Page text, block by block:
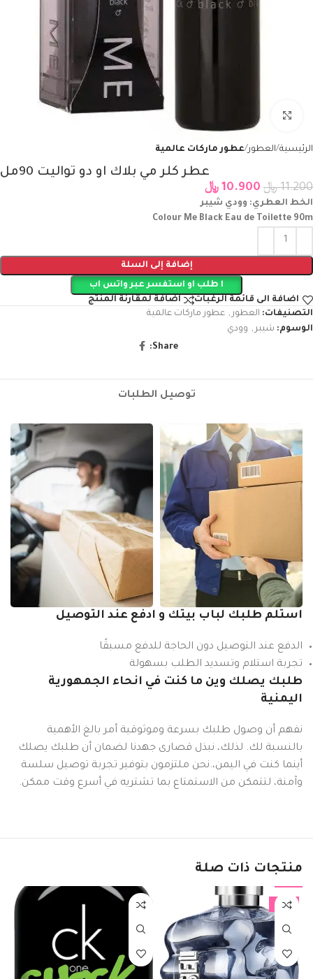
الرئيسية العطور عطور ماركات عالمية
عطر كلر مي بلاك او دو تواليت 90مل
11.200 ﷼ 10.900 ﷼
الخط العطري: وودي شيبر
Colour Me Black Eau de Toilette 90m
إضافة إلى السلة
ا طلب او استفسر عبر واتس اب
اضافة الى قائمة الرغبات
اضافة لمقارنة المنتج
التصنيفات: العطور , عطور ماركات عالمية
الوسوم: شيبر , وودي
Share:
توصيل الطلبات
استلم طلبك لباب بيتك و ادفع عند التوصيل
الدفع عند التوصيل دون الحاجة للدفع مسبقًا
تجربة استلام وتسديد الطلب بسهولة
طلبك يصلك وين ما كنت في انحاء الجمهورية
اليمنية
نفهم أن وصول طلبك بسرعة وموثوقية أمر بالغ الأهمية
بالنسبة لك. لذلك، نبذل قصارى جهدنا لضمان أن طلبك يصلك
أينما كنت في اليمن،.نحن ملتزمون بتوفير تجربة توصيل سلسة
وآمنة، لتتمكن من الاستمتاع بما تشتريه في أسرع وقت ممكن.
منتجات ذات صلة
-23%
-17%